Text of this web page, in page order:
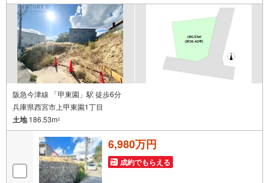
阪急今津線 「甲東園」駅 徒歩6分
兵庫県西宮市上甲東園1丁目
土地186.53m2
6,980万円
成約でもらえる